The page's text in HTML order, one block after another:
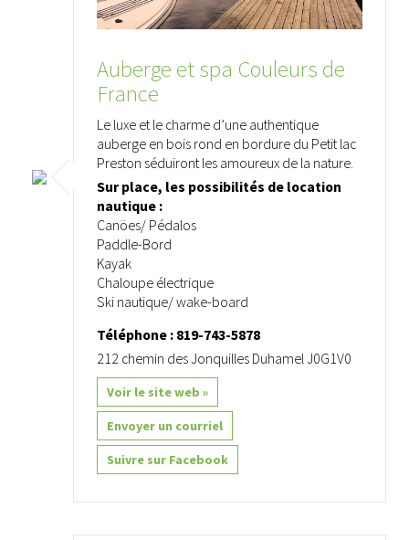
Auberge et spa Couleurs de
France
Le luxe et le charme d’une authentique
auberge en bois rond en bordure du Petit lac
Preston séduiront les amoureux de la nature.
Sur place, les possibilités de location
nautique :
Canöes/ Pédalos
Paddle-Bord
Kayak
Chaloupe électrique
Ski nautique/ wake-board
Téléphone : 819-743-5878
212 chemin des Jonquilles Duhamel J0G1V0
Voir le site web »
Envoyer un courriel
Suivre sur Facebook